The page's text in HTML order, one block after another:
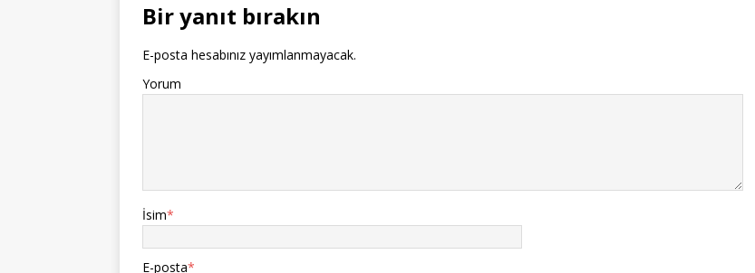
Bir yanıt bırakın
E-posta hesabınız yayımlanmayacak.
Yorum
İsim*
E-posta*